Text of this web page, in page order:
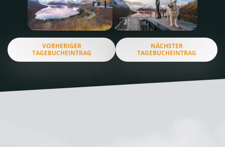
VORHERIGER
TAGEBUCHEINTRAG
NÄCHSTER
TAGEBUCHEINTRAG